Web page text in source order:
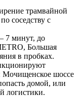
трамвайной
соседству с
7 минут, до
Большая
в пробках.
Мочищенское шоссе
домой, или
логистики.